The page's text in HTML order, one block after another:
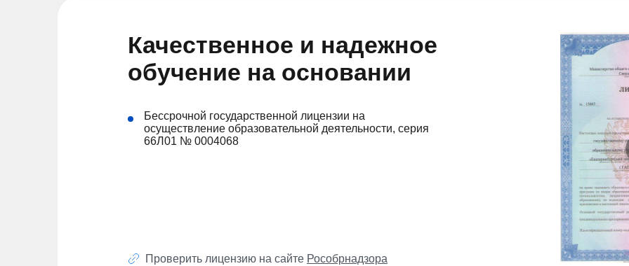
Качественное и надежное
обучение на основании
Бессрочной государственной лицензии на
осуществление образовательной деятельности, серия
66Л01 № 0004068
Проверить лицензию на сайте Рособрнадзора